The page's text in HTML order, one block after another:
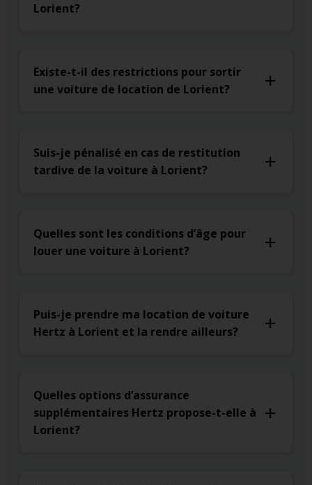
Lorient?
Existe-t-il des restrictions pour sortir
une voiture de location de Lorient?
Suis-je pénalisé en cas de restitution
tardive de la voiture à Lorient?
Quelles sont les conditions d’âge pour
louer une voiture à Lorient?
Puis-je prendre ma location de voiture
Hertz à Lorient et la rendre ailleurs?
Quelles options d’assurance
supplémentaires Hertz propose-t-elle à
Lorient?